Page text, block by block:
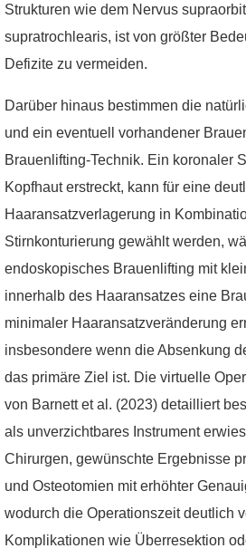
Strukturen wie dem Nervus
supratrochlearis, ist von größter
Defizite zu vermeiden.
Darüber hinaus bestimmen die
und ein eventuell vorhandener
Brauenlifting-Technik. Ein koronaler
Kopfhaut erstreckt, kann für eine
Haaransatzverlagerung in
Stirnkonturierung gewählt werden,
endoskopisches Brauenlifting mit
innerhalb des Haaransatzes eine
minimaler Haaransatzveränderung
insbesondere wenn die Absenkung
das primäre Ziel ist. Die virtuelle
von Barnett et al. (2023) detailliert
als unverzichtbares Instrument
Chirurgen, gewünschte Ergebnisse
und Osteotomien mit erhöhter
wodurch die Operationszeit deutlich
Komplikationen wie Überresektion